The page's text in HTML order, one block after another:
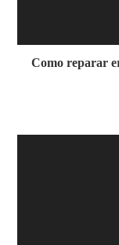
Como reparar